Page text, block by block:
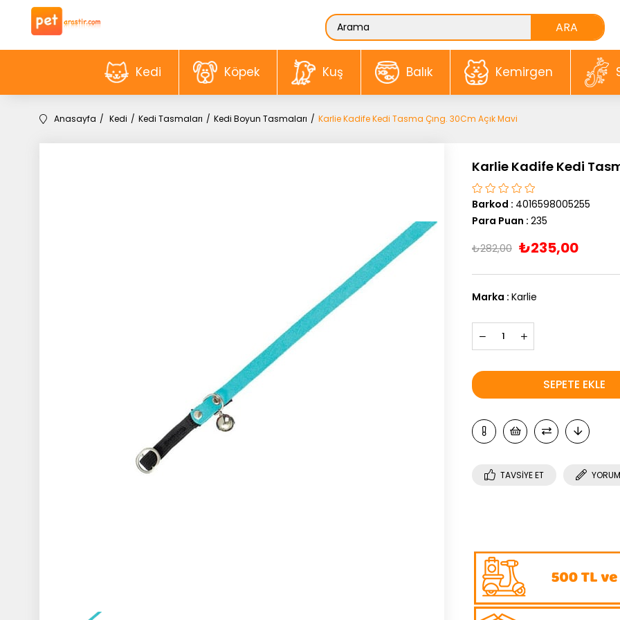
Kedi Köpek Kuş Balık Kemirgen
Anasayfa Kedi Kedi Tasmaları Kedi Boyun Tasmaları Karlie Kadife Kedi Tasma Çıng. 30Cm Açık Mavi
Karlie Kadife Kedi
Barkod : 4016598005255
Para Puan : 235
₺282,00 ₺235,00
Marka : Karlie
TAVSIYE ET